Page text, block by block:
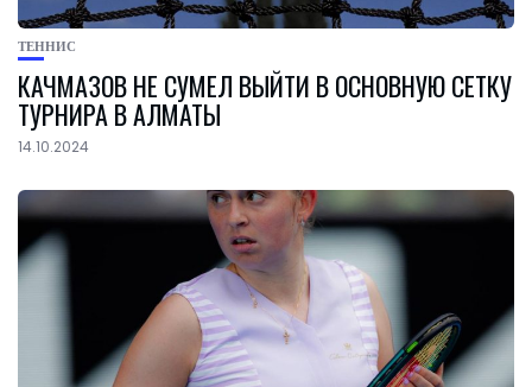
ТЕННИС
КАЧМАЗОВ НЕ СУМЕЛ ВЫЙТИ В ОСНОВНУЮ СЕТКУ
ТУРНИРА В АЛМАТЫ
14.10.2024